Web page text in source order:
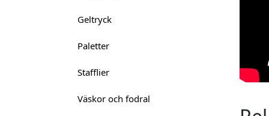
Geltryck
Paletter
Stafflier
Väskor och fodral